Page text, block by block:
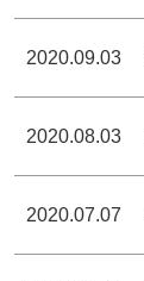
2020.09.03
2020.08.03
2020.07.07